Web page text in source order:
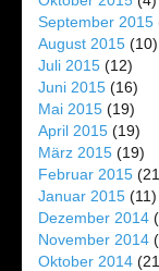
September 2015
August 2015 (10)
Juli 2015 (12)
Juni 2015 (16)
Mai 2015 (19)
April 2015 (19)
März 2015 (19)
Februar 2015
Januar 2015 (11)
Dezember 2014
November 2014
Oktober 2014